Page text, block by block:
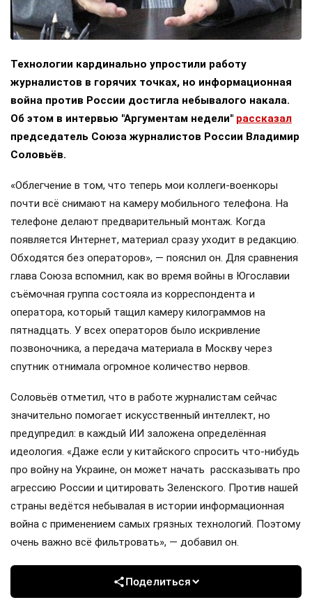
Технологии кардинально упростили работу
журналистов в горячих точках, но информационная
война против России достигла небывалого накала.
Об этом в интервью "Аргументам недели" рассказал
председатель Союза журналистов России Владимир
Соловьёв.
«Облегчение в том, что теперь мои коллеги-военкоры
почти всё снимают на камеру мобильного телефона. На
телефоне делают предварительный монтаж. Когда
появляется Интернет, материал сразу уходит в редакцию.
Обходятся без операторов», — пояснил он. Для сравнения
глава Союза вспомнил, как во время войны в Югославии
съёмочная группа состояла из корреспондента и
оператора, который тащил камеру килограммов на
пятнадцать. У всех операторов было искривление
позвоночника, а передача материала в Москву через
спутник отнимала огромное количество нервов.
Соловьёв отметил, что в работе журналистам сейчас
значительно помогает искусственный интеллект, но
предупредил: в каждый ИИ заложена определённая
идеология. «Даже если у китайского спросить что-нибудь
про войну на Украине, он может начать рассказывать про
агрессию России и цитировать Зеленского. Против нашей
страны ведётся небывалая в истории информационная
война с применением самых грязных технологий. Поэтому
очень важно всё фильтровать», — добавил он.
Поделиться